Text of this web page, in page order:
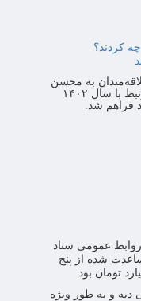
کردند؟
به محسن
چاوشی در آخرین فراخوان آزادی مرتبط با سال ۱۴۰۲
عمومی ستاد
شده از پنج
تومان بود.
دیه و به طور ویژه